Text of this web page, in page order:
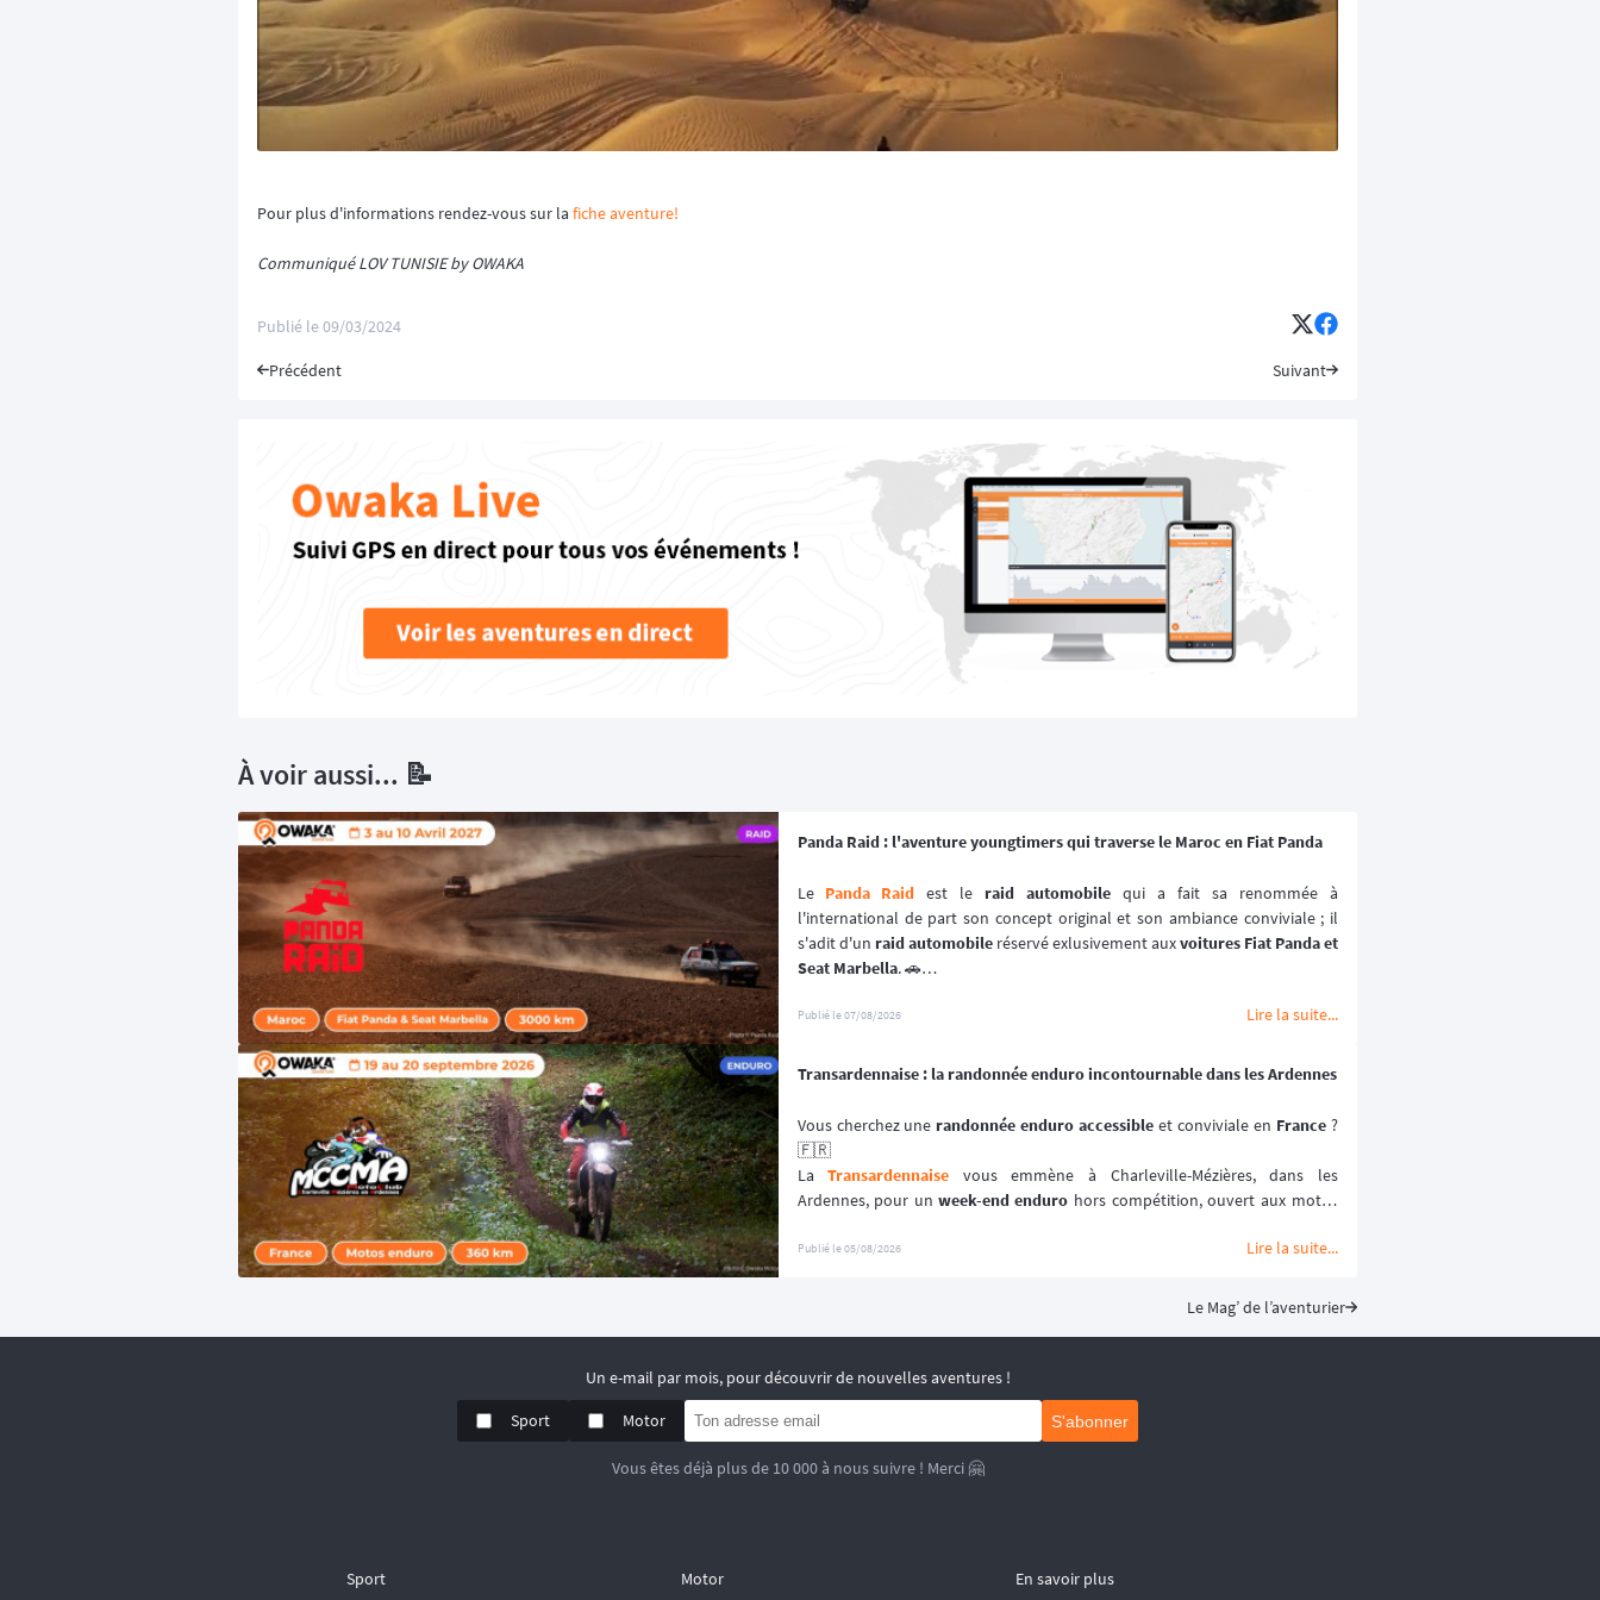
Pour plus d'informations rendez-vous sur la fiche aventure!
Communiqué LOV TUNISIE by OWAKA
Publié le09/03/2024
Précédent Suivant
À voir aussi... 📝
Panda Raid : l'aventure youngtimers qui traverse le Maroc en Fiat Panda
Le Panda Raid est le raid automobile qui a fait sa renommée à
l'international de part son concept original et son ambiance conviviale ; il
s'adit d'un raid automobile réservé exlusivement aux voitures Fiat Panda et
Seat Marbella. 🚗
à bord de véhicules youngtimers
Publié le07/08/2026 Lire la suite...
Transardennaise : la randonnée enduro incontournable dans les Ardennes
Vous cherchez une randonnée enduro accessible et conviviale en France ?
🇫🇷
La Transardennaise vous emmène à Charleville-Mézières, dans les
Ardennes, pour un week-end enduro hors compétition, ouvert aux motos
Portée par le Moto Club de Charleville-Mézières en Ardennes (MCCMA)
Publié le05/08/2026 Lire la suite...
Le Mag’ de l’aventurier
Un e-mail par mois, pour découvrir de nouvelles aventures !
Sport
Motor S'abonner
Vous êtes déjà plus de 10 000 à nous suivre ! Merci 🤗
Sport Motor En savoir plus